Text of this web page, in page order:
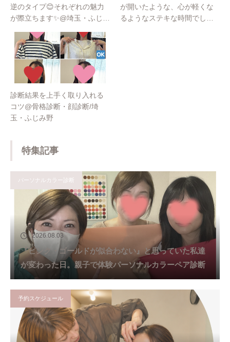
逆のタイプ😊それぞれの魅力
が際立ちます✨@埼玉・ふじみ
が開いたような、心が軽くな
るようなステキな時間でした✨
診断結果を上手く取り入れる
コツ@骨格診断・顔診断/埼
玉・ふじみ野
特集記事
パーソナルカラー診断
2026.08.03
『ピンク・ゴールドが似合わない』と思っていた私達
が変わった日。親子で体験パーソナルカラーペア診断
予約スケジュール